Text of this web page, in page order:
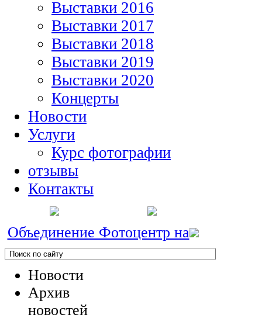
Выставки 2016
Выставки 2017
Выставки 2018
Выставки 2019
Выставки 2020
Концерты
Новости
Услуги
Курс фотографии
отзывы
Контакты
Объединение Фотоцентр на
Новости
Архив
новостей